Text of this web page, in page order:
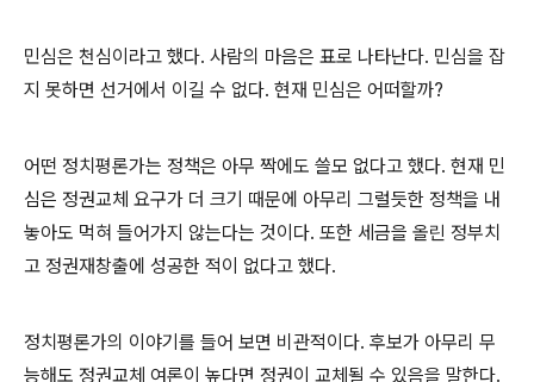
민심은 천심이라고 했다. 사람의 마음은 표로 나타난다. 민심을 잡
지 못하면 선거에서 이길 수 없다. 현재 민심은 어떠할까?
어떤 정치평론가는 정책은 아무 짝에도 쓸모 없다고 했다. 현재 민
심은 정권교체 요구가 더 크기 때문에 아무리 그럴듯한 정책을 내
놓아도 먹혀 들어가지 않는다는 것이다. 또한 세금을 올린 정부치
고 정권재창출에 성공한 적이 없다고 했다.
정치평론가의 이야기를 들어 보면 비관적이다. 후보가 아무리 무
능해도 정권교체 여론이 높다면 정권이 교체될 수 있음을 말한다.